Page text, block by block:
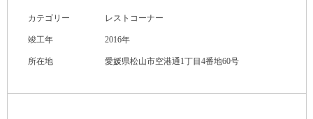
カテゴリー レストコーナー
竣工年 2016年
所在地 愛媛県松山市空港通1丁目4番地60号